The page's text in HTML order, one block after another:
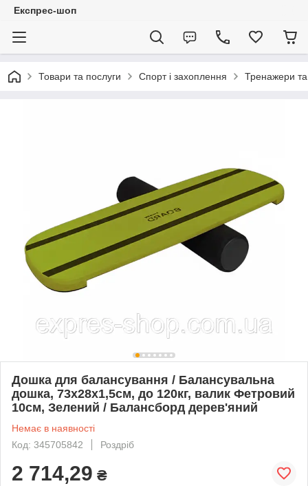
Експрес-шоп
Товари та послуги Спорт і захоплення Тренажери
Дошка для балансування / Балансувальна
дошка, 73х28х1,5см, до 120кг, валик Фетровий
10см, Зелений / Балансборд дерев'яний
Немає в наявності
Код: 345705842
Роздріб
2 714,29 ₴